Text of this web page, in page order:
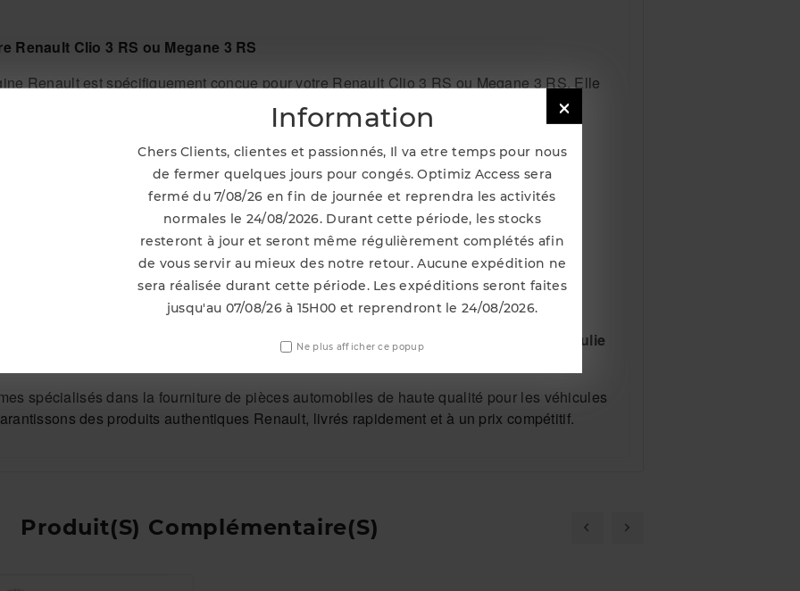
Renault Clio 3 RS ou Megane 3 RS
Renault est spécifiquement conçue pour votre Renault Clio 3 RS ou Megane 3 RS. Elle
à votre système de distribution existant.
optimiser les performances de votre véhicule
usée ou défectueuse par cette poulie de déphasage d'origine Renault, vous
de votre système de distribution et optimisez les performances et l'efficacité de votre
pour préserver les performances de votre Renault Clio 3 RS ou Megane 3 RS.
poulie de déphasage d'origine Renault !
Renault Clio 3 RS ou Megane 3 RS en commandant dès aujourd'hui votre poulie
Optimiz Access !
spécialisés dans la fourniture de pièces automobiles de haute qualité pour les véhicules
des produits authentiques Renault, livrés rapidement et à un prix compétitif.
Produit(s) Complémentaire(s)

Information
Chers Clients, clientes et passionnés, Il va etre temps pour nous
de fermer quelques jours pour congés. Optimiz Access sera
fermé du 7/08/26 en fin de journée et reprendra les activités
normales le 24/08/2026. Durant cette période, les stocks
resteront à jour et seront même régulièrement complétés afin
de vous servir au mieux des notre retour. Aucune expédition ne
sera réalisée durant cette période. Les expéditions seront faites
jusqu'au 07/08/26 à 15H00 et reprendront le 24/08/2026.
Ne plus afficher ce popup